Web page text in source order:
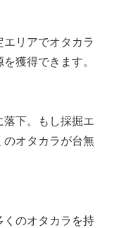
エリアでオタカラ
獲得できます。
落下。もし採掘エ
のオタカラが台無
くのオタカラを持